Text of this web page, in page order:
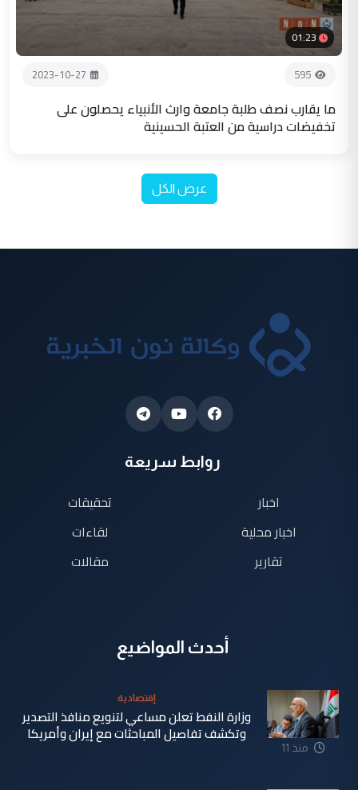
01:23
595
2023-10-27
ما يقارب نصف طلبة جامعة وارث الأنبياء يحصلون على
تخفيضات دراسية من العتبة الحسينية
عرض الكل
روابط سريعة
اخبار
اخبار محلية
تقارير
تحقيقات
لقاءات
مقالات
أحدث المواضيع
منذ 11
إقتصادية
وزارة النفط تعلن مساعي لتنويع منافذ التصدير
وتكشف تفاصيل المباحثات مع إيران وأمريكا